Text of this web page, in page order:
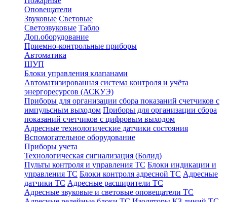
Оповещатели
Звуковые Световые
Светозвуковые Табло
Доп.оборудование
Приемно-контрольные приборы
Автоматика
ЩУП
Блоки управления клапанами
Автоматизированная система контроля и учёта
энергоресурсов (АСКУЭ)
Приборы для организации сбора показаний счетчиков с
импульсным выходом Приборы для организации сбора
показаний счетчиков с цифровым выходом
Адресные технологические датчики состояния
Вспомогательное оборудование
Приборы учета
Технологическая сигнализация (Болид)
Пульты контроля и управления ТС Блоки индикации и
управления ТС Блоки контроля адресной ТС Адресные
датчики ТС Адресные расширители ТС
Адресные звуковые и световые оповещатели ТС